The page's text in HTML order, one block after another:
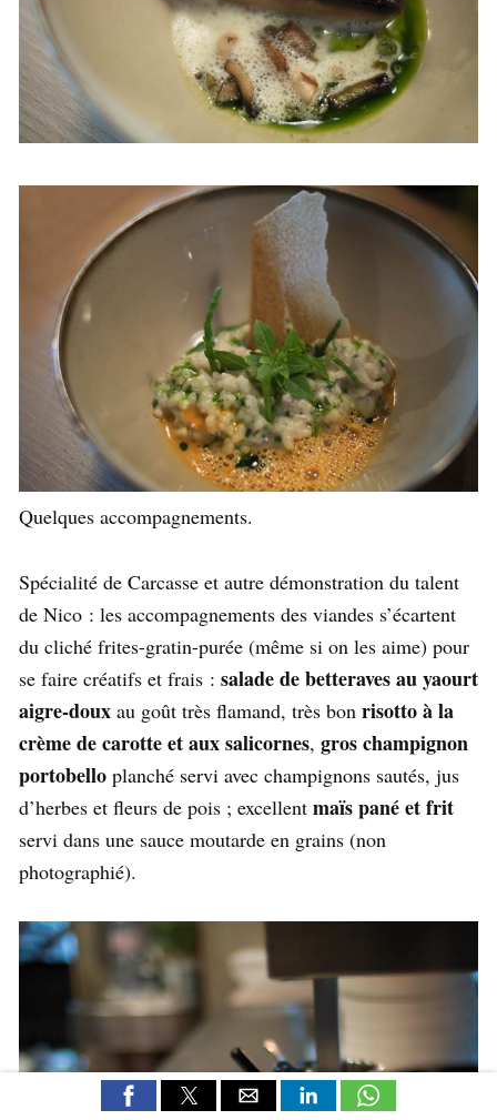
Quelques accompagnements.
Spécialité de Carcasse et autre démonstration du talent
de Nico : les accompagnements des viandes s’écartent
du cliché frites-gratin-purée (même si on les aime) pour
se faire créatifs et frais : salade de betteraves au yaourt
aigre-doux au goût très flamand, très bon risotto à la
crème de carotte et aux salicornes, gros champignon
portobello planché servi avec champignons sautés, jus
d’herbes et fleurs de pois ; excellent maïs pané et frit
servi dans une sauce moutarde en grains (non
photographié).